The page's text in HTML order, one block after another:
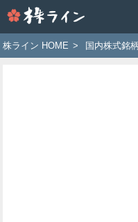
イ
ン
株ライン HOME > 国内株式銘